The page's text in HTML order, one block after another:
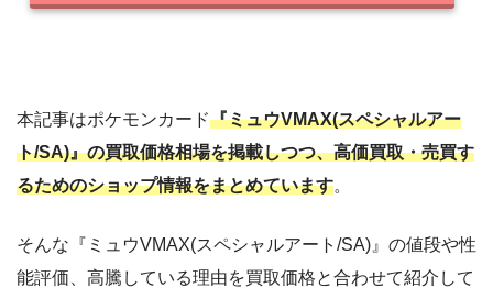
本記事はポケモンカード『ミュウVMAX(スペシャルアー
ト/SA)』の買取価格相場を掲載しつつ、高価買取・売買す
るためのショップ情報をまとめています。
そんな『ミュウVMAX(スペシャルアート/SA)』の値段や性
能評価、高騰している理由を買取価格と合わせて紹介して